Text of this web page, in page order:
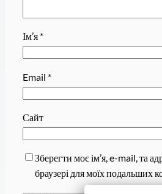
Ім’я *
Email *
Сайт
Зберегти моє ім’я, e-mail, та
браузері для моїх подальших